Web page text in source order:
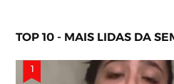
TOP 10 - MAIS LIDAS DA